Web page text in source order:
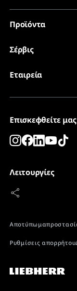
Προϊόντα
Σέρβις
Εταιρεία
Επισκεφθείτε μας
Λειτουργίες